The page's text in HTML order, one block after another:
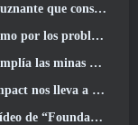
propio tráiler de Red Band
problemas recientes
del combate contra jefes
pero que nunca hemos visto
“Foundations”